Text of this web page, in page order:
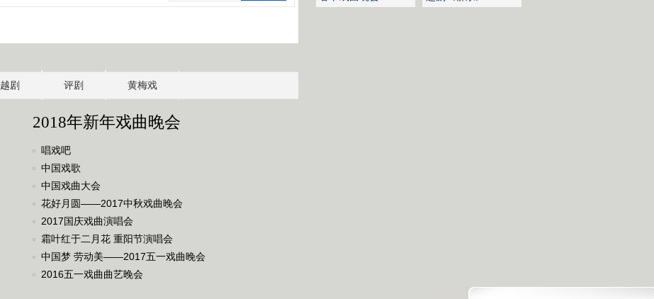
越剧 评剧 黄梅戏
2018年新年戏曲晚会
唱戏吧
中国戏歌
中国戏曲大会
花好月圆——2017中秋戏曲晚会
2017国庆戏曲演唱会
霜叶红于二月花 重阳节演唱会
中国梦 劳动美——2017五一戏曲晚会
2016五一戏曲曲艺晚会